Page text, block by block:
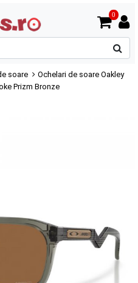
0
soare
Ochelari de soare Oakley
Prizm Bronze